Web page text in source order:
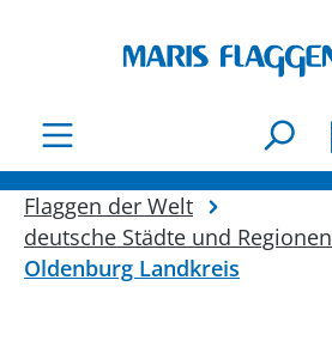
Flaggen der Welt
deutsche Städte und Regionen
Oldenburg Landkreis